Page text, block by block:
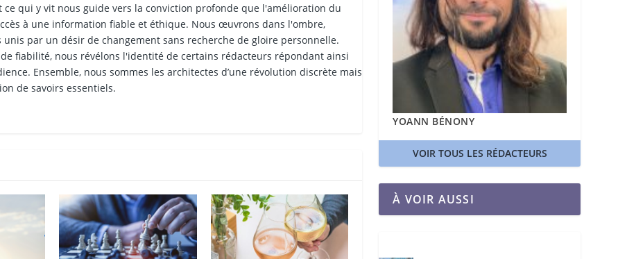
qui y vit nous guide vers la conviction profonde que l'amélioration du
à une information fiable et éthique. Nous œuvrons dans l'ombre,
par un désir de changement sans recherche de gloire personnelle.
fiabilité, nous révélons l'identité de certains rédacteurs répondant ainsi
Ensemble, nous sommes les architectes d’une révolution discrète mais
de savoirs essentiels.
YOANN BÉNONY
VOIR TOUS LES RÉDACTEURS
À VOIR AUSSI